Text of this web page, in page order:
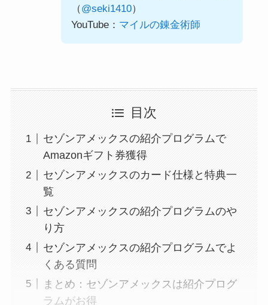
（@seki1410）
YouTube： マイルの錬金術師
目次
セゾンアメックスの紹介プログラムで
Amazonギフト券獲得
セゾンアメックスのカード仕様と特典一
覧
セゾンアメックスの紹介プログラムのや
り方
セゾンアメックスの紹介プログラムでよ
くある質問
まとめ：セゾンアメックスは紹介プログ
ラムがお得